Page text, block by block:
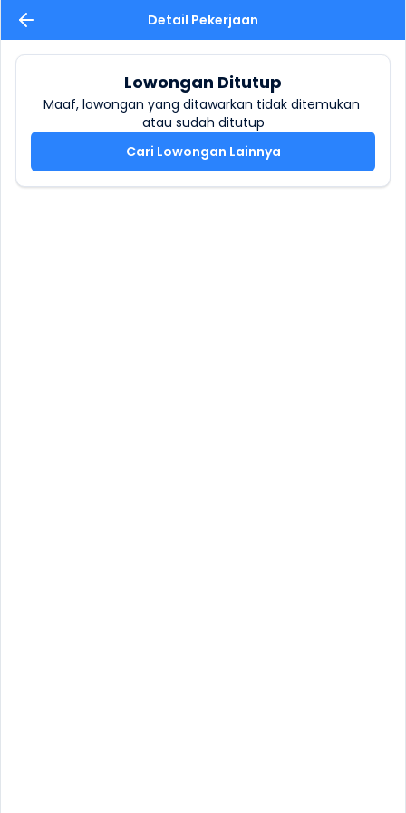
Detail Pekerjaan
Lowongan Ditutup
Maaf, lowongan yang ditawarkan tidak ditemukan
atau sudah ditutup
Cari Lowongan Lainnya